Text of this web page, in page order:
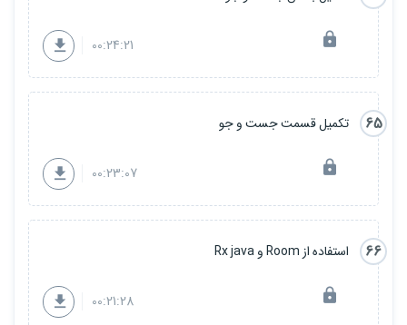
00:24:21
65 تکمیل قسمت جست و جو
00:23:07
66 استفاده از Room و Rx java
00:21:28